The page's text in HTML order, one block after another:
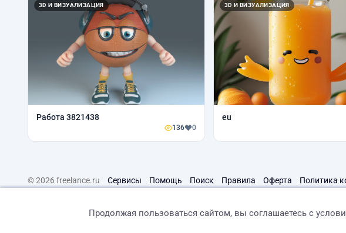
3D И ВИЗУАЛИЗАЦИЯ
Работа 3821438
136 0
3D И ВИЗУАЛИЗАЦИЯ
eu
© 2026 freelance.ru Сервисы Помощь Поиск Правила Оферта Политика
Продолжая пользоваться сайтом, вы соглашаетесь с